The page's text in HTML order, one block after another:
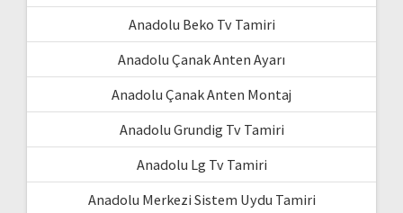
Anadolu Beko Tv Tamiri
Anadolu Çanak Anten Ayarı
Anadolu Çanak Anten Montaj
Anadolu Grundig Tv Tamiri
Anadolu Lg Tv Tamiri
Anadolu Merkezi Sistem Uydu Tamiri